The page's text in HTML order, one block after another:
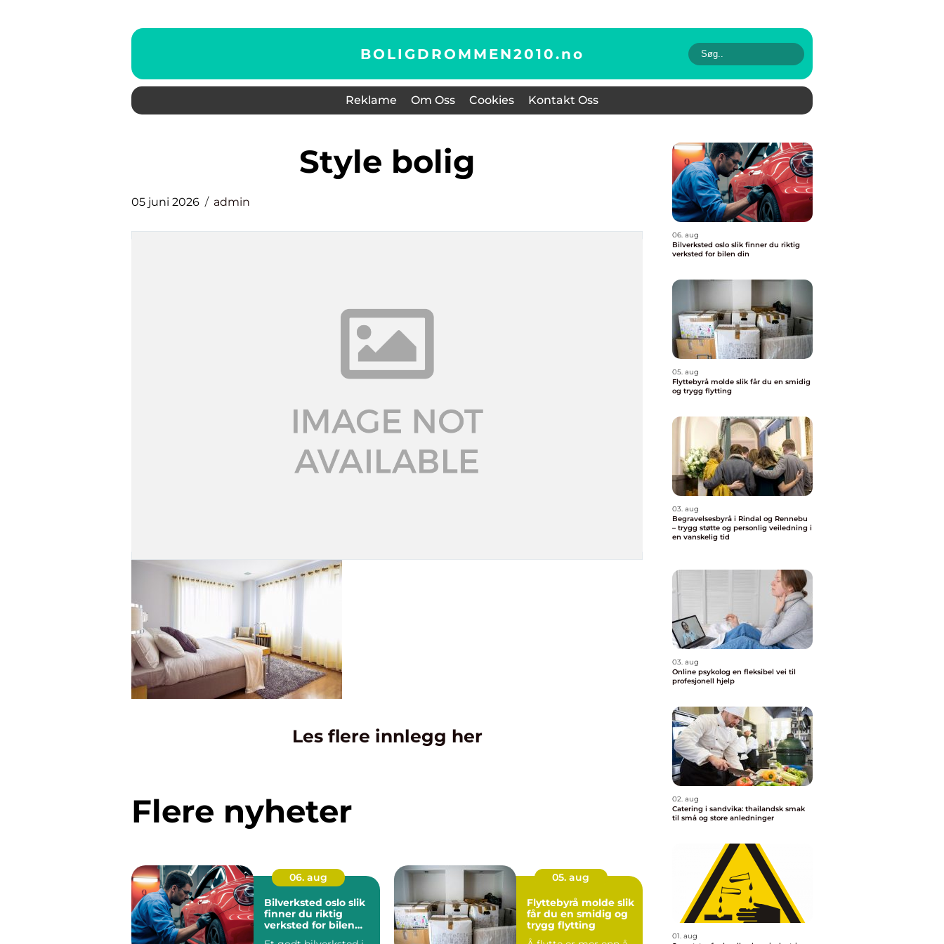
BOLIGDROMMEN2010.no
Reklame Om Oss Cookies Kontakt Oss
style bolig
05 juni 2026 admin
Les flere innlegg her
Flere nyheter
06. aug
Bilverksted oslo slik
finner du riktig
verksted for bilen
05. aug
Flyttebyrå molde slik
får du en smidig og
trygg flytting
06. aug
Bilverksted oslo slik finner du riktig
verksted for bilen din
05. aug
Flyttebyrå molde slik får du en smidig
og trygg flytting
03. aug
Begravelsesbyrå i Rindal og Rennebu
– trygg støtte og personlig veiledning i
en vanskelig tid
03. aug
Online psykolog en fleksibel vei til
profesjonell hjelp
02. aug
Catering i sandvika: thailandsk smak
til små og store anledninger
01. aug